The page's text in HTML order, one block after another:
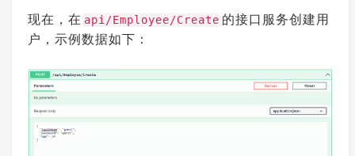
现在，在 api/Employee/Create 的接口服务创建用
户，示例数据如下：